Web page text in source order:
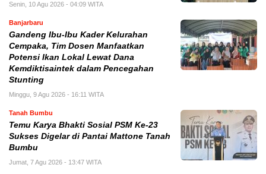
Senin, 10 Agu 2026 - 04:09 WITA
Banjarbaru
Gandeng Ibu-Ibu Kader Kelurahan
Cempaka, Tim Dosen Manfaatkan
Potensi Ikan Lokal Lewat Dana
Kemdiktisaintek dalam Pencegahan
Stunting
Minggu, 9 Agu 2026 - 16:11 WITA
Tanah Bumbu
Temu Karya Bhakti Sosial PSM Ke-23
Sukses Digelar di Pantai Mattone Tanah
Bumbu
Jumat, 7 Agu 2026 - 13:47 WITA